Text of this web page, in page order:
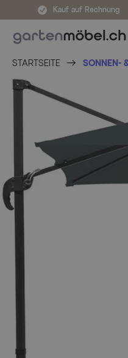
Zum Inhalt springenKauf auf Rechnung
STARTSEITE SONNEN-